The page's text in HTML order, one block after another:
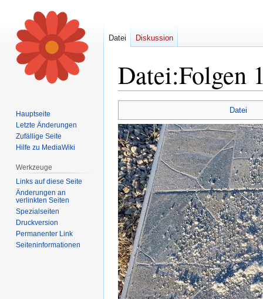
Datei:Folgen
Navigation
springen
Suche
springen
Datei
Datei Diskussion
Hauptseite
Letzte Änderungen
Zufällige Seite
Hilfe zu MediaWiki
Werkzeuge
Links auf diese Seite
Änderungen an
verlinkten Seiten
Spezialseiten
Druckversion
Permanenter Link
Seiten­informationen